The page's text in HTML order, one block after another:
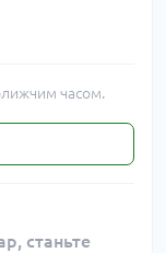
часом.
станьте